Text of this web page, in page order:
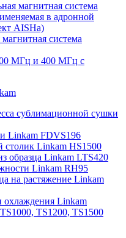
магнитная система
в адронной
AISHa)
система
МГц и 400 МГц с
сублимационной сушки
Linkam FDVS196
столик Linkam HS1500
образца Linkam LTS420
Linkam RH95
на растяжение Linkam
охлаждения Linkam
TS1200, TS1500